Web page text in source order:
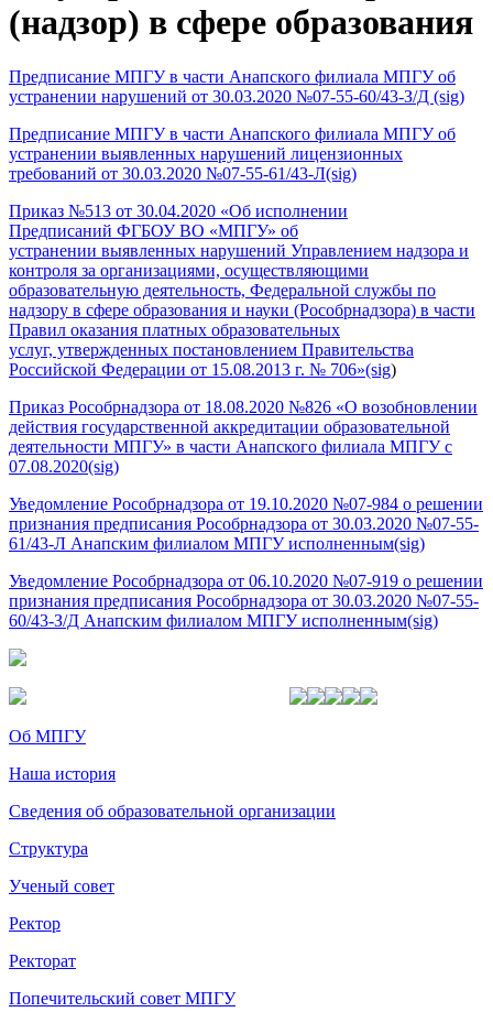
(надзор) в сфере образования
Предписание МПГУ в части Анапского филиала МПГУ об
устранении нарушений от 30.03.2020 №07-55-60/43-З/Д (sig)
Предписание МПГУ в части Анапского филиала МПГУ об
устранении выявленных нарушений лицензионных
требований от 30.03.2020 №07-55-61/43-Л(sig)
Приказ №513 от 30.04.2020 «Об исполнении
Предписаний ФГБОУ ВО «МПГУ» об
устранении выявленных нарушений Управлением надзора и
контроля за организациями, осуществляющими
образовательную деятельность, Федеральной службы по
надзору в сфере образования и науки (Рособрнадзора) в части
Правил оказания платных образовательных
услуг, утвержденных постановлением Правительства
Российской Федерации от 15.08.2013 г. № 706»(sig)
Приказ Рособрнадзора от 18.08.2020 №826 «О возобновлении
действия государственной аккредитации образовательной
деятельности МПГУ» в части Анапского филиала МПГУ с
07.08.2020(sig)
Уведомление Рособрнадзора от 19.10.2020 №07-984 о решении
признания предписания Рособрнадзора от 30.03.2020 №07-55-
61/43-Л Анапским филиалом МПГУ исполненным(sig)
Уведомление Рособрнадзора от 06.10.2020 №07-919 о решении
признания предписания Рособрнадзора от 30.03.2020 №07-55-
60/43-З/Д Анапским филиалом МПГУ исполненным(sig)
Об МПГУ
Наша история
Сведения об образовательной организации
Структура
Ученый совет
Ректор
Ректорат
Попечительский совет МПГУ